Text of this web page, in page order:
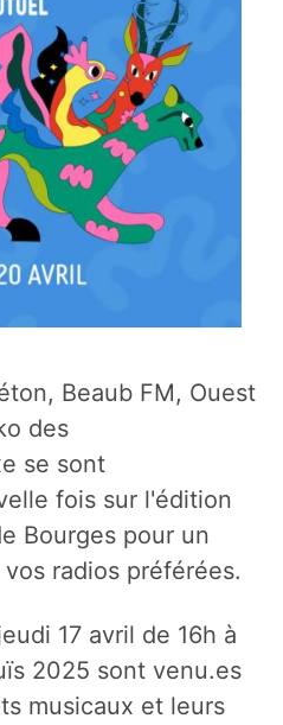
Beaub FM, Ouest
des
se sont
fois sur l'édition
Bourges pour un
radios préférées.
17 avril de 16h à
2025 sont venu.es
musicaux et leurs